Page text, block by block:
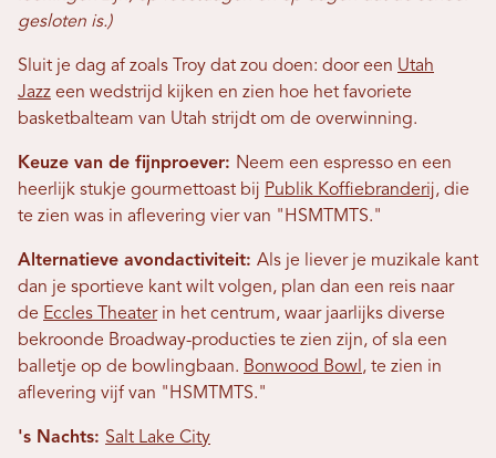
gesloten is.)
Sluit je dag af zoals Troy dat zou doen: door een Utah
Jazz een wedstrijd kijken en zien hoe het favoriete
basketbalteam van Utah strijdt om de overwinning.
Keuze van de fijnproever: Neem een ​​espresso en een
heerlijk stukje gourmettoast bij Publik Koffiebranderij, die
te zien was in aflevering vier van "HSMTMTS."
Alternatieve avondactiviteit: Als je liever je muzikale kant
dan je sportieve kant wilt volgen, plan dan een reis naar
de Eccles Theaterin het centrum, waar jaarlijks diverse
bekroonde Broadway-producties te zien zijn, of sla een
balletje op de bowlingbaan. Bonwood Bowl , te zien in
aflevering vijf van "HSMTMTS."
's Nachts: Salt Lake City